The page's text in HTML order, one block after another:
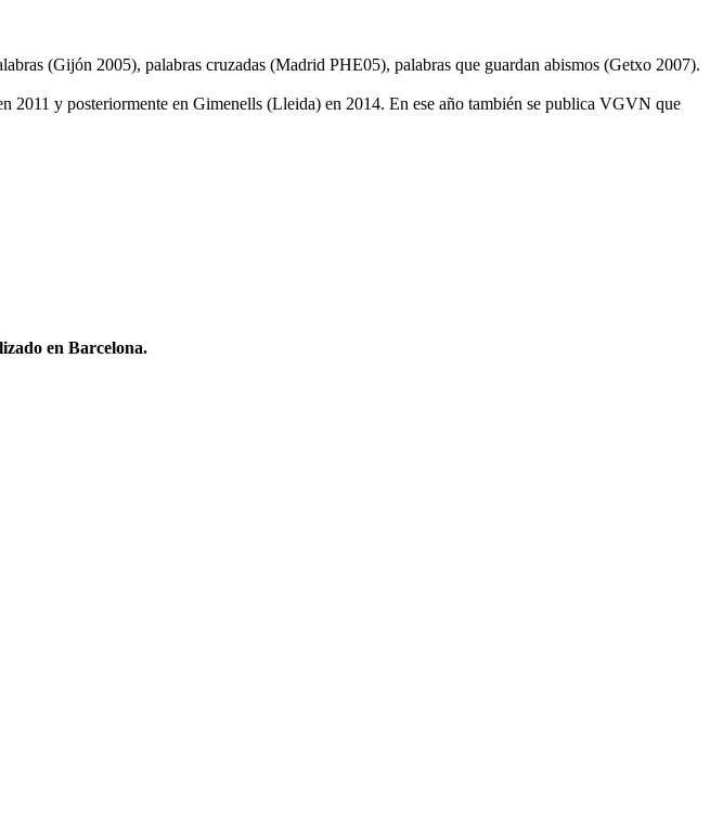
(Gijón 2005), palabras cruzadas (Madrid PHE05), palabras que guardan abismos (Getxo 2007).
2011 y posteriormente en Gimenells (Lleida) en 2014. En ese año también se publica VGVN que
en Barcelona.